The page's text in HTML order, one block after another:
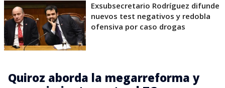
Exsubsecretario Rodríguez difunde
nuevos test negativos y redobla
ofensiva por caso drogas
Quiroz aborda la megarreforma y